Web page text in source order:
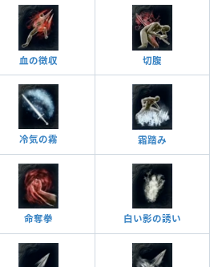
血の徴収 切腹
冷気の霧 霜踏み
命奪拳 白い影の誘い